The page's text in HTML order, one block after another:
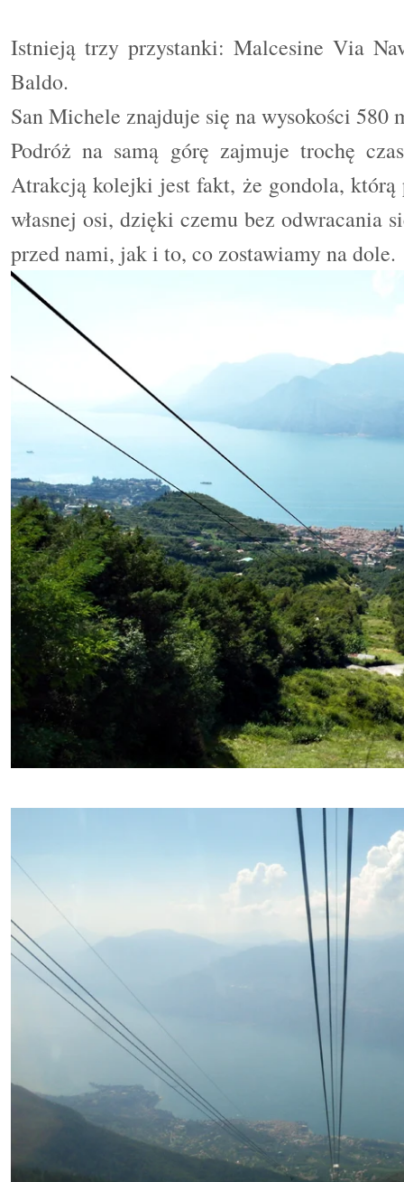
Istnieją trzy przystanki: Malcesine Via
Baldo.
San Michele znajduje się na wysokości
Podróż na samą górę zajmuje trochę
Atrakcją kolejki jest fakt, że gondola, którą
własnej osi, dzięki czemu bez odwracania
przed nami, jak i to, co zostawiamy na dole.